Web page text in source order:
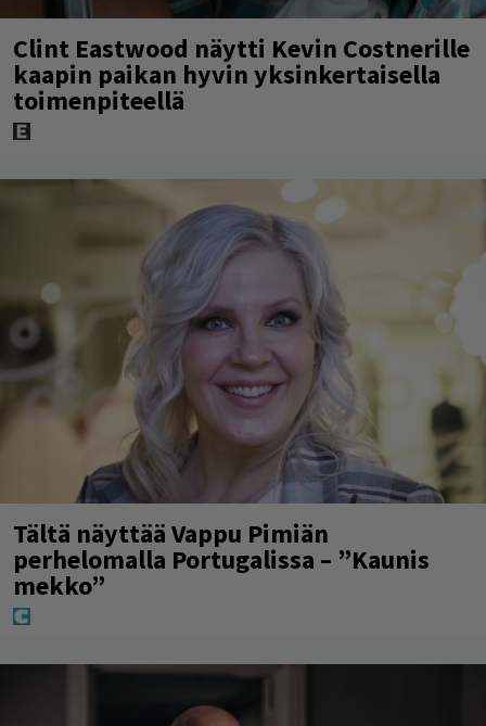
Clint Eastwood näytti Kevin Costnerille
kaapin paikan hyvin yksinkertaisella
toimenpiteellä
Tältä näyttää Vappu Pimiän
perhelomalla Portugalissa – ”Kaunis
mekko”